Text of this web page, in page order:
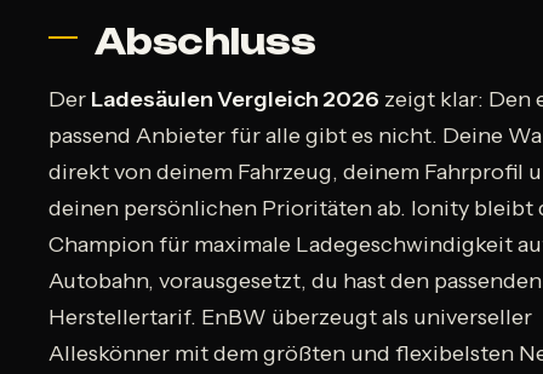
Abschluss
Der Ladesäulen Vergleich 2026 zeigt klar: Den
passend Anbieter für alle gibt es nicht. Deine
direkt von deinem Fahrzeug, deinem Fahrprofil
deinen persönlichen Prioritäten ab. Ionity bleibt
Champion für maximale Ladegeschwindigkeit
Autobahn, vorausgesetzt, du hast den passenden
Herstellertarif. EnBW überzeugt als universeller
Alleskönner mit dem größten und flexibelsten